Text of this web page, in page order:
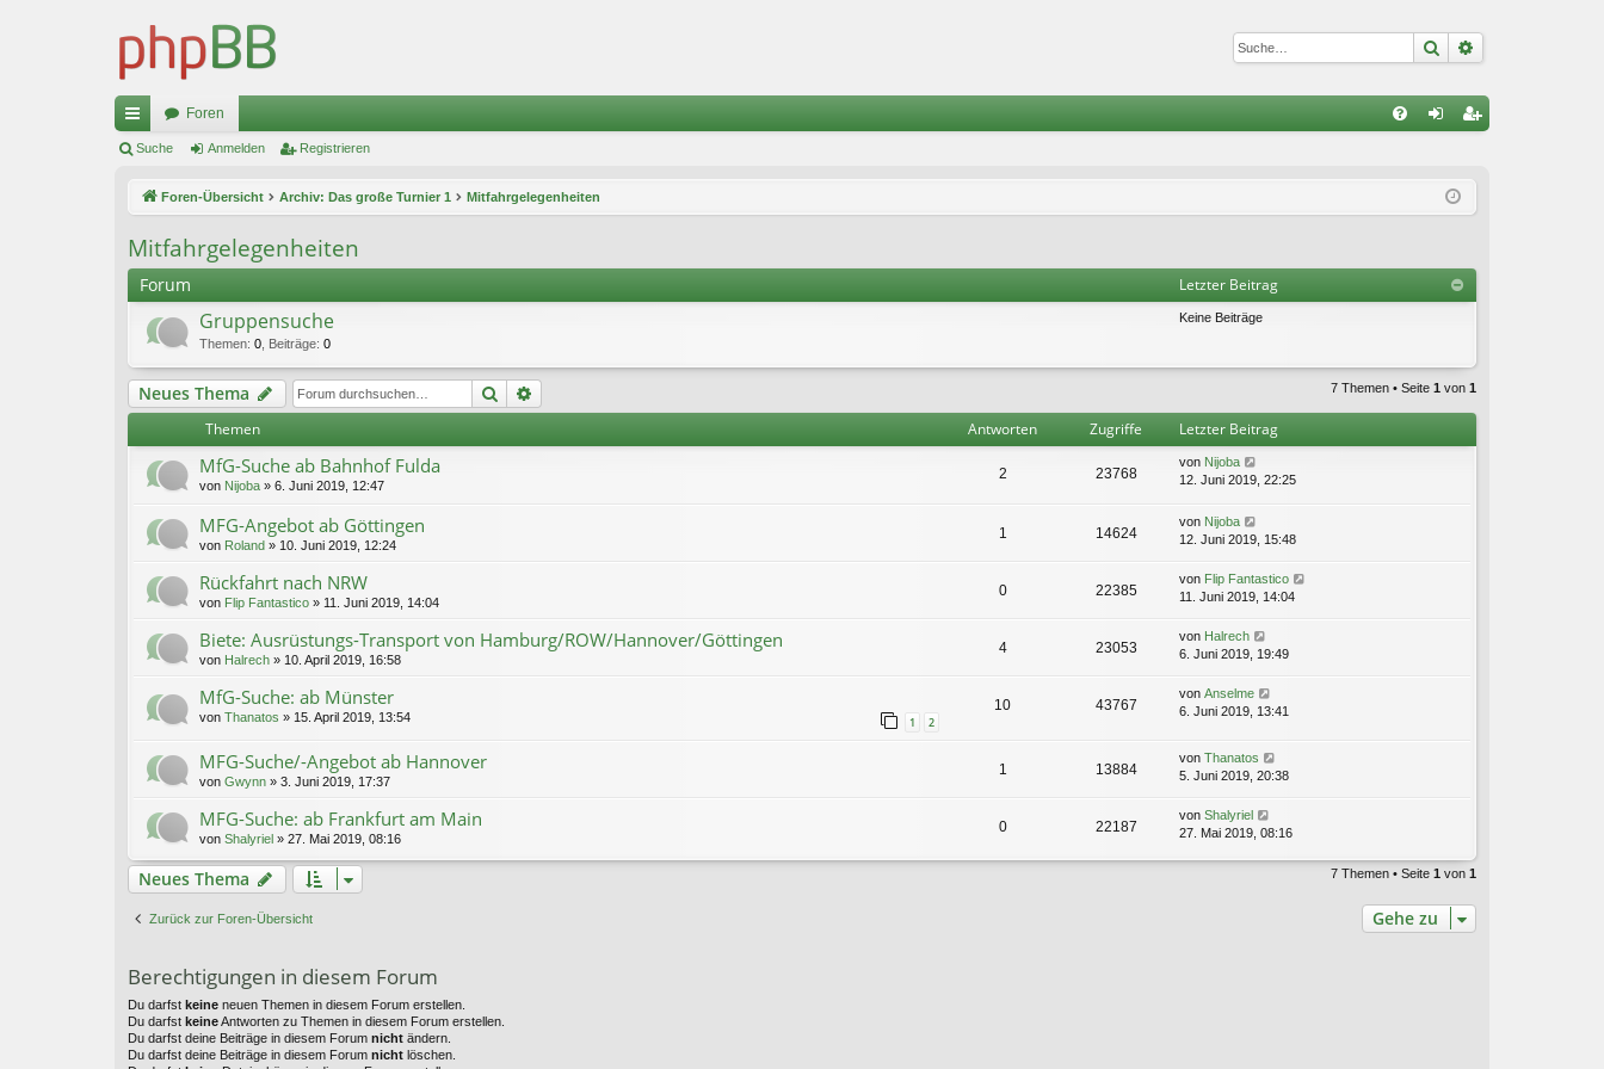
Suche
ch
ug
Foren
ist
Suche Anmelden Registrieren
Foren-Übersicht Archiv: Das große Turnier 1 Mitfahrgelegenheiten
Mitfahrgelegenheiten
Forum Letzter Beitrag
Gruppensuche
Themen: 0 Beiträge: 0
Keine Beiträge
Neues Thema Suche 7 Themen • Seite 1 von 1
Themen Antworten Zugriffe Letzter Beitrag
MfG-Suche ab Bahnhof Fulda
von Nijoba » 6. Juni 2019, 12:47
2 23768
von Nijoba
12. Juni 2019, 22:25
MFG-Angebot ab Göttingen
von Roland » 10. Juni 2019, 12:24
1 14624
von Nijoba
12. Juni 2019, 15:48
Rückfahrt nach NRW
von Flip Fantastico » 11. Juni 2019, 14:04
0 22385
von Flip Fantastico
11. Juni 2019, 14:04
Biete: Ausrüstungs-Transport von Hamburg/ROW/Hannover/Göttingen
von Halrech » 10. April 2019, 16:58
4 23053
von Halrech
6. Juni 2019, 19:49
MfG-Suche: ab Münster
von Thanatos » 15. April 2019, 13:54 1 2
10 43767
von Anselme
6. Juni 2019, 13:41
MFG-Suche/-Angebot ab Hannover
von Gwynn » 3. Juni 2019, 17:37
1 13884
von Thanatos
5. Juni 2019, 20:38
MFG-Suche: ab Frankfurt am Main
von Shalyriel » 27. Mai 2019, 08:16
0 22187
von Shalyriel
27. Mai 2019, 08:16
Neues Thema 7 Themen • Seite 1 von 1
Zurück zur Foren-Übersicht Gehe zu
Berechtigungen in diesem Forum
Du darfst keine neuen Themen in diesem Forum erstellen.
Du darfst keineAntworten zu Themen in diesem Forum erstellen.
Du darfst deine Beiträge in diesem Forum nicht ändern.
Du darfst deine Beiträge in diesem Forum nicht löschen.